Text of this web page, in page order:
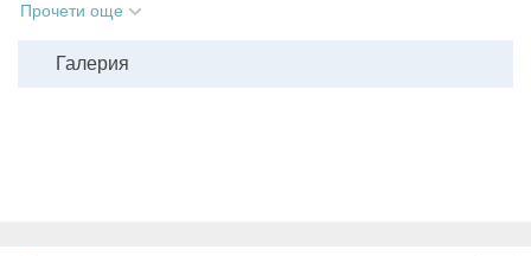
задължителна и офертата включва такава - с асистанс и
Инс. Може да доплатите към туроператора за застраховка за
Прочети още
Галерия